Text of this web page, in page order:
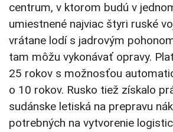
centrum, v ktorom budú v
umiestnené najviac štyri ruské
vrátane lodí s jadrovým
tam môžu vykonávať opravy.
25 rokov s možnosťou
o 10 rokov. Rusko tiež získalo
sudánske letiská na prepravu
potrebných na vytvorenie